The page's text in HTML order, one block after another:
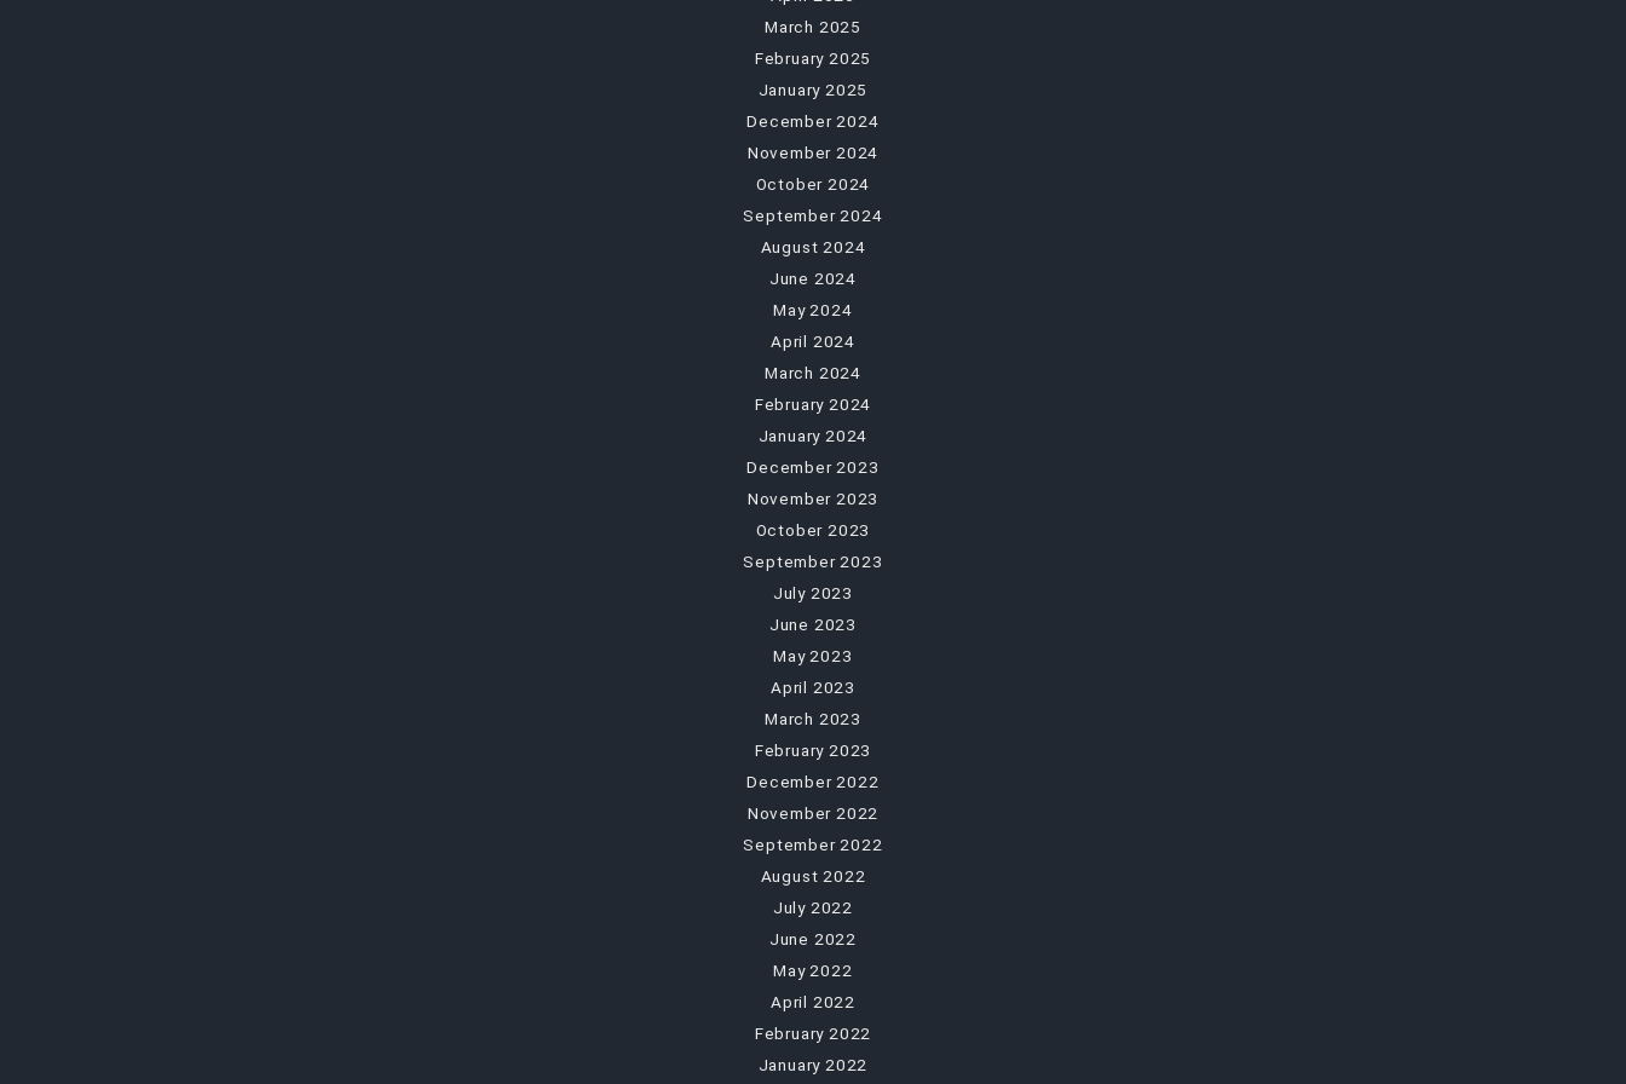
March 2025
February 2025
January 2025
December 2024
November 2024
October 2024
September 2024
August 2024
June 2024
May 2024
April 2024
March 2024
February 2024
January 2024
December 2023
November 2023
October 2023
September 2023
July 2023
June 2023
May 2023
April 2023
March 2023
February 2023
December 2022
November 2022
September 2022
August 2022
July 2022
June 2022
May 2022
April 2022
February 2022
January 2022